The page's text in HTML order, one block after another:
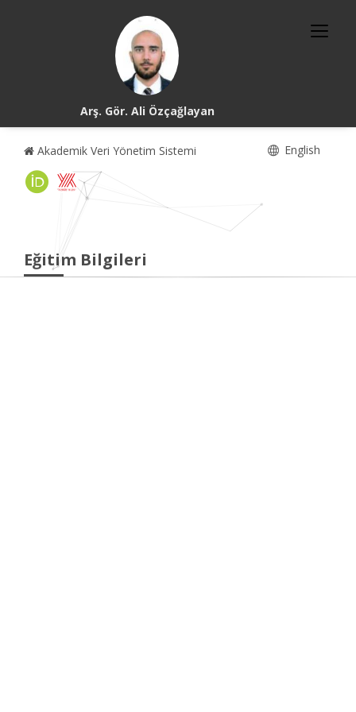
Arş. Gör. Ali Özçağlayan
Akademik Veri Yönetim Sistemi English
Eğitim Bilgileri